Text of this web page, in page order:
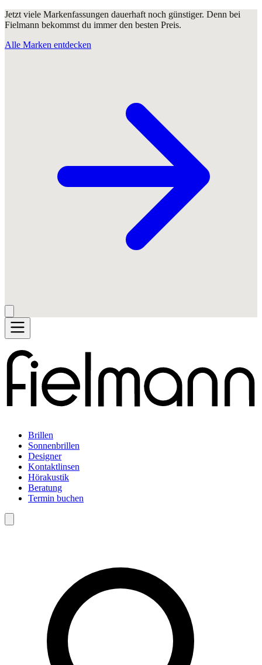
Jetzt viele Markenfassungen dauerhaft noch günstiger. Denn bei
Fielmann bekommst du immer den besten Preis.
Alle Marken entdecken
Brillen
Sonnenbrillen
Designer
Kontaktlinsen
Hörakustik
Beratung
Termin buchen